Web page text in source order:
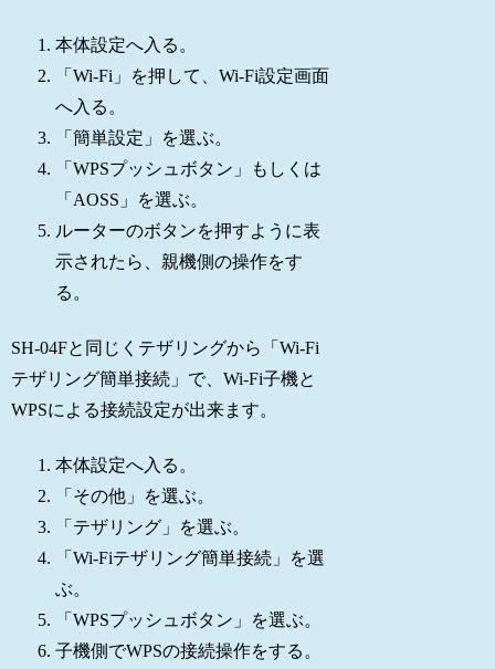
本体設定へ入る。
「Wi-Fi」を押して、Wi-Fi設定画面
へ入る。
「簡単設定」を選ぶ。
「WPSプッシュボタン」もしくは
「AOSS」を選ぶ。
ルーターのボタンを押すように表
示されたら、親機側の操作をす
る。
SH-04Fと同じくテザリングから「Wi-Fi
テザリング簡単接続」で、Wi-Fi子機と
WPSによる接続設定が出来ます。
本体設定へ入る。
「その他」を選ぶ。
「テザリング」を選ぶ。
「Wi-Fiテザリング簡単接続」を選
ぶ。
「WPSプッシュボタン」を選ぶ。
子機側でWPSの接続操作をする。